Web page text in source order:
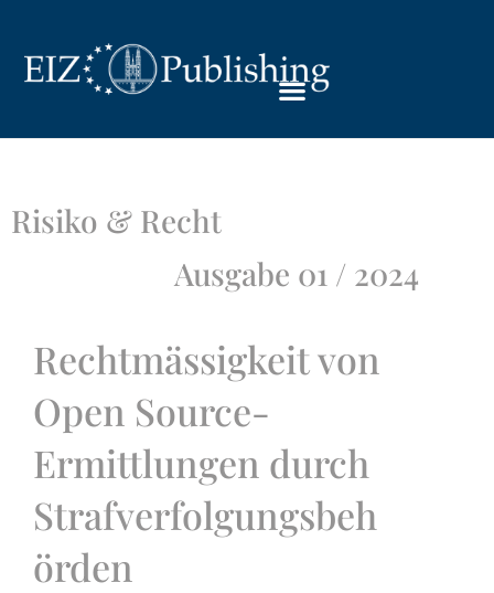
Risiko & Recht
Ausgabe 01 / 2024
Rechtmässigkeit von
Open Source-
Ermittlungen durch
Strafverfolgungsbeh
örden